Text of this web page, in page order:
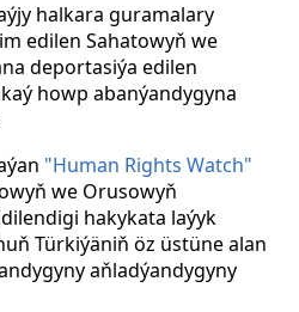
halkara guramalary
edilen Sahatowyň we
deportasiýa edilen
howp abanýandygyna
"Human Rights Watch"
we Orusowyň
hakykata laýyk
Türkiýäniň öz üstüne alan
aňladýandygyny